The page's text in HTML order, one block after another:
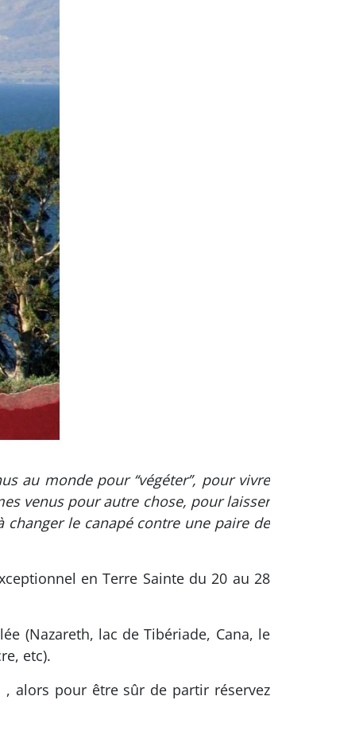
au monde pour ‘‘végéter’’, pour vivre
venus pour autre chose, pour laisser
le canapé contre une paire de
en Terre Sainte du 20 au 28
(Nazareth, lac de Tibériade, Cana, le
etc).
alors pour être sûr de partir réservez